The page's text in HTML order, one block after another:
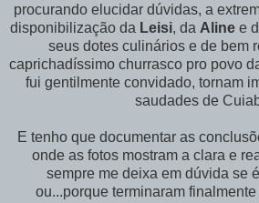
procurando elucidar dúvidas, a
disponibilização da Leisi, da Aline e
seus dotes culinários e de bem
caprichadíssimo churrasco pro povo
fui gentilmente convidado, tornam
saudades de
E tenho que documentar as
onde as fotos mostram a clara e
sempre me deixa em dúvida se
ou...porque terminaram